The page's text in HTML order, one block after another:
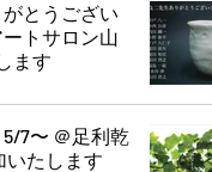
とうござい
トサロン山
ます
5/7〜 ＠足利乾
いたします